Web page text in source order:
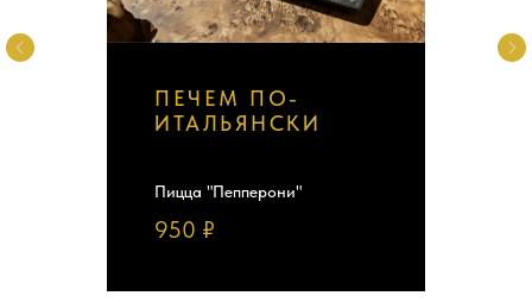
ПЕЧЕМ ПО-
ИТАЛЬЯНСКИ
Пицца "Пепперони"
950 ₽